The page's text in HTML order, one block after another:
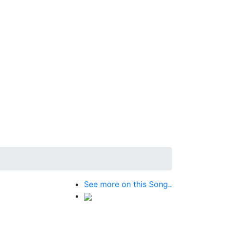
See more on this Song..